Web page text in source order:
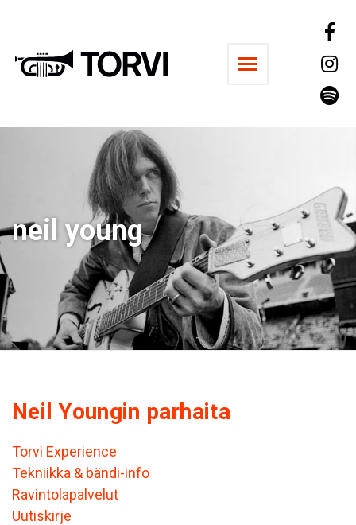
Ravintola Torvi
neil young
Neil Youngin parhaita
Torvi Experience
Tekniikka & bändi-info
Ravintolapalvelut
Uutiskirje